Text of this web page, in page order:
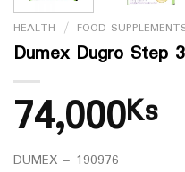
HEALTH / FOOD
Dumex Dugro Step
74,000Ks
DUMEX – 190976